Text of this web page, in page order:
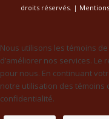
droits réservés. |
Nous utilisons les témoins
d’améliorer nos services.
pour nous. En continuant
notre utilisation des témoins
confidentialité.